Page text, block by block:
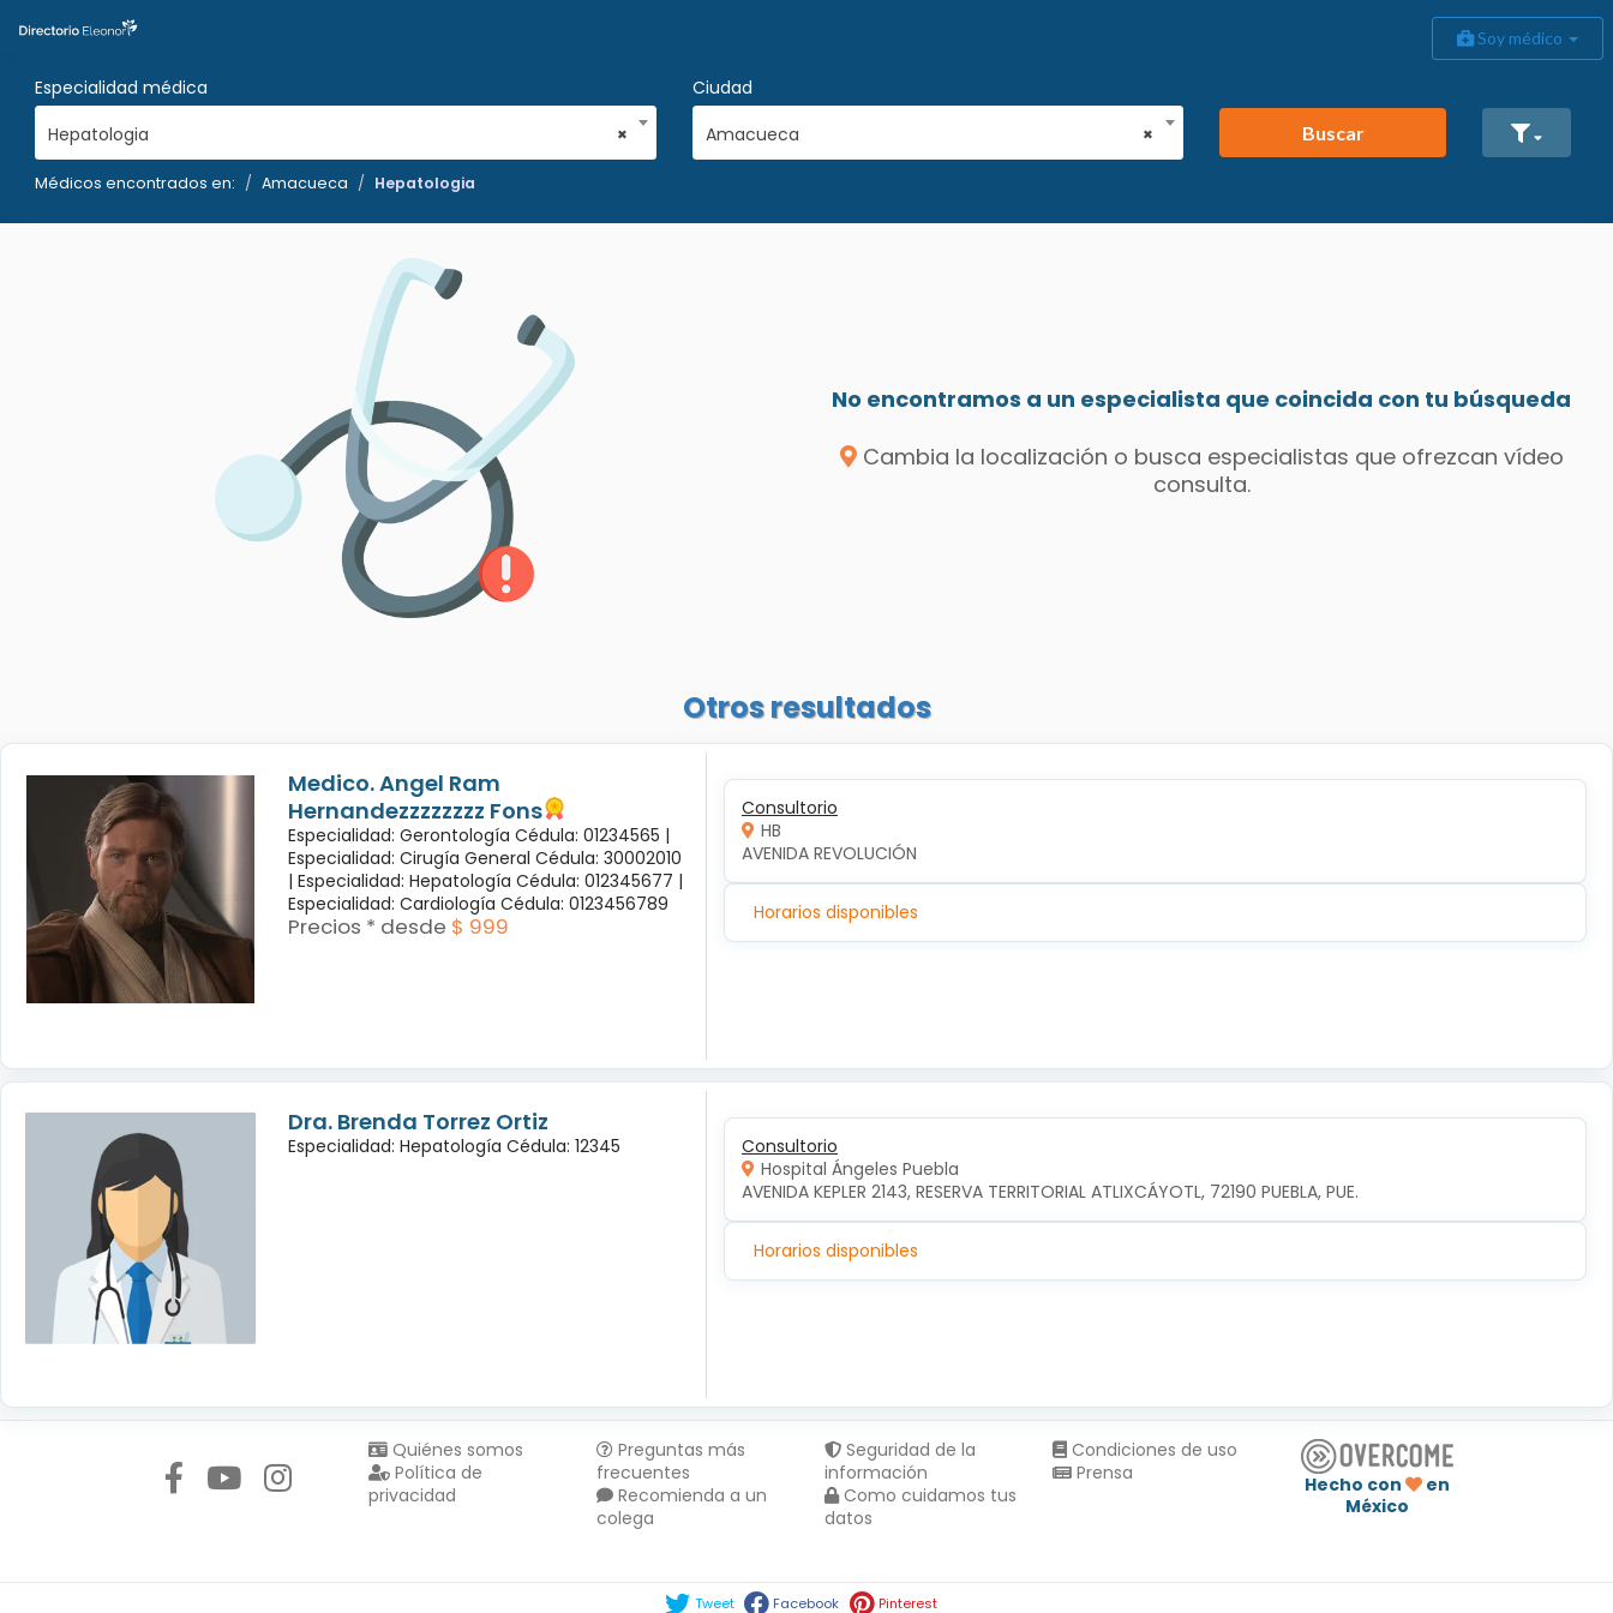
Soy médico
Especialidad médica
×
Hepatologia
Ciudad
×
Amacueca Buscar
Médicos encontrados en: Amacueca Hepatologia
No encontramos a un especialista que coincida con tu búsqueda
Cambia la localización o busca especialistas que ofrezcan vídeo
consulta.
Otros resultados
Medico. Angel Ram
Hernandezzzzzzzz Fons
Especialidad: Gerontología Cédula: 01234565 |
Especialidad: Cirugía General Cédula: 30002010
| Especialidad: Hepatología Cédula: 012345677 |
Especialidad: Cardiología Cédula: 0123456789
Precios * desde $ 999
Consultorio
HB
AVENIDA REVOLUCIÓN
Horarios disponibles
Dra. Brenda Torrez Ortiz
Especialidad: Hepatología Cédula: 12345
Consultorio
Hospital Ángeles Puebla
AVENIDA KEPLER 2143, RESERVA TERRITORIAL ATLIXCÁYOTL, 72190 PUEBLA, PUE.
Horarios disponibles
Quiénes somos
Política de
privacidad
Preguntas más
frecuentes
Recomienda a un
colega
Seguridad de la
información
Como cuidamos tus
datos
Condiciones de uso
Prensa
Hecho con
en
México
Tweet Facebook Pinterest